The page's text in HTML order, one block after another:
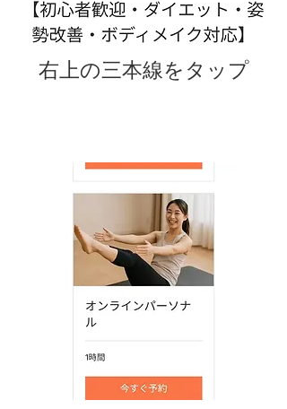
​右上の三本線をタップ